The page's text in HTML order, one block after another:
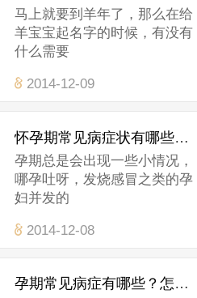
马上就要到羊年了，那么在给
羊宝宝起名字的时候，有没有
什么需要
2014-12-09
怀孕期常见病症状有哪些?怎么应对
孕期总是会出现一些小情况，
哪孕吐呀，发烧感冒之类的孕
妇并发的
2014-12-08
孕期常见病症有哪些？怎么处理